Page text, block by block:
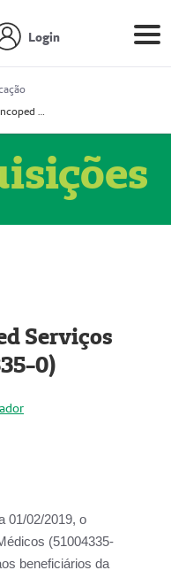
Login
Prestador Oncoped Serviços Médicos (51004335-0)
Serviços
0)
01/02/2019, o
(51004335-
beneficiários da